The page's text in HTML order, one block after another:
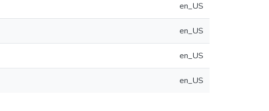
en_US
en_US
en_US
en_US